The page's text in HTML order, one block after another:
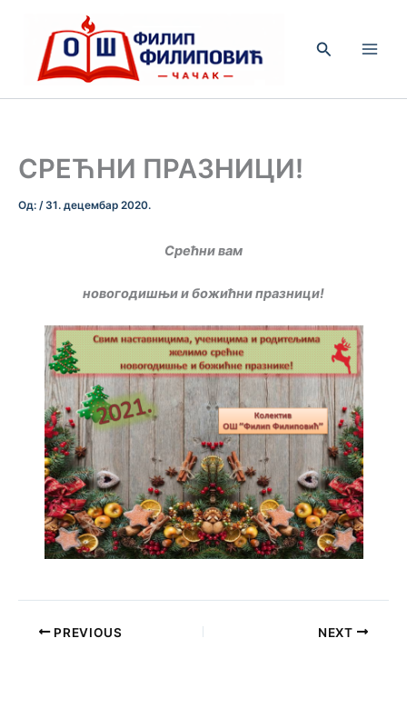
садржај
Претрага
СРЕЋНИ ПРАЗНИЦИ!
Од: / 31. децембар 2020.
Срећни вам
новогодишњи и божићни празници!
PREVIOUS NEXT